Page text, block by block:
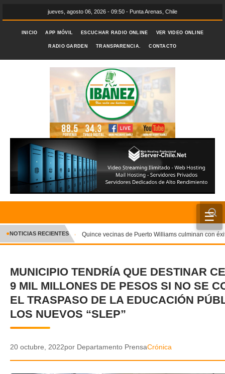
jueves, agosto 06, 2026 - 09:50 - Punta Arenas, Chile
INICIO APP MÓVIL ESCUCHAR RADIO ONLINE VER VIDEO ONLINE
RADIO GARDEN TRANSPARENCIA. CONTACTO
☰
INICIO
CRÓNICA
DEPORTES
ENTRETENIMIENTO Y CULTURA
POLICIAL
✕
●NOTICIAS RECIENTES Quince vecinas de Puerto Williams culminan con
MUNICIPIO TENDRÍA QUE DESTINAR
9 MIL MILLONES DE PESOS SI NO SE
EL TRASPASO DE LA EDUCACIÓN
LOS NUEVOS “SLEP”
20 octubre, 2022por Departamento PrensaCrónica